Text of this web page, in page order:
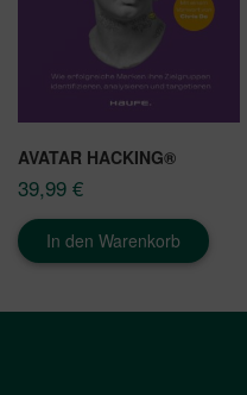
AVATAR HACKING®
39,99 €
In den Warenkorb